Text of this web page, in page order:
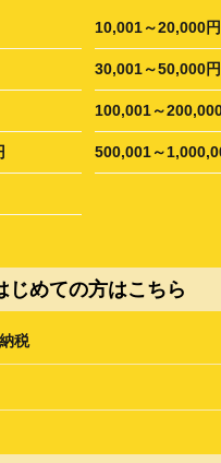
10,001～20,000円
30,001～50,000円
100,001～
500,001～
じめての方はこちら
税